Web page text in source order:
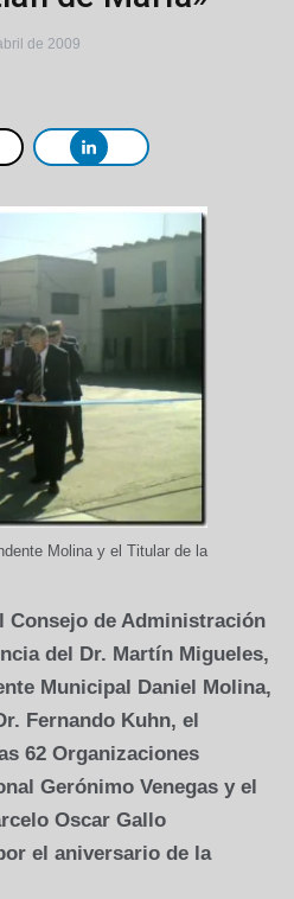
de 2009
Molina y el Titular de la
Consejo de Administración
del Dr. Martín Migueles,
Municipal Daniel Molina,
Fernando Kuhn, el
62 Organizaciones
Gerónimo Venegas y el
Oscar Gallo
el aniversario de la